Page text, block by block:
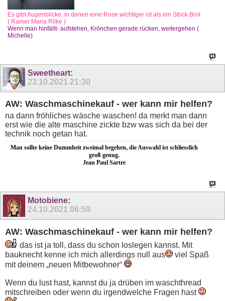
Es gibt Augenblicke, in denen eine Rose wichtiger ist als ein Stück Brot
( Rainer Maria Rilke )
Wenn man hinfällt- aufstehen, Krönchen gerade rücken, weitergehen (
Michelle)
Sweetheart:
23.10.2021 21:30
AW: Waschmaschinekauf - wer kann mir helfen?
na dann fröhliches wäsche waschen! da merkt man dann
erst wie die alte maschine zickte bzw was sich da bei der
technik noch getan hat.
Man sollte keine Dummheit zweimal begehen, die Auswahl ist schliesslich
groß genug.
Jean Paul Sartre
Motobiene:
24.10.2021 06:59
AW: Waschmaschinekauf - wer kann mir helfen?
das ist ja toll, dass du schon loslegen kannst. Mit
bauknecht kenne ich mich allerdings null aus
viel Spaß
mit deinem „neuen Mitbewohner“
Wenn du lust hast, kannst du ja drüben im waschthread
mitschreiben oder wenn du irgendwelche Fragen hast